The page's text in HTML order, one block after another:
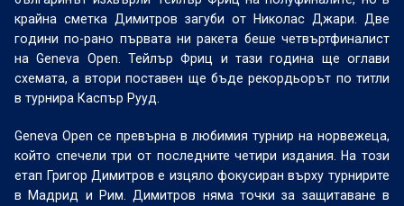
крайна сметка Димитров загуби от Николас Джари. Две
години по-рано първата ни ракета беше четвъртфиналист
на Geneva Open. Тейлър Фриц и тази година ще оглави
схемата, а втори поставен ще бъде рекордьорът по титли
в турнира Каспър Рууд.
Geneva Open се превърна в любимия турнир на норвежеца,
който спечели три от последните четири издания. На този
етап Григор Димитров е изцяло фокусиран върху турнирите
в Мадрид и Рим. Димитров няма точки за защитаване в